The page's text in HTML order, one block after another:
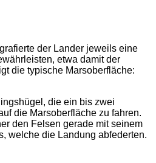
der Lander jeweils eine
etwa damit der
die typische Marsoberfläche:
die ein bis zwei
die Marsoberfläche zu fahren.
den Felsen gerade mit seinem
welche die Landung abfederten.